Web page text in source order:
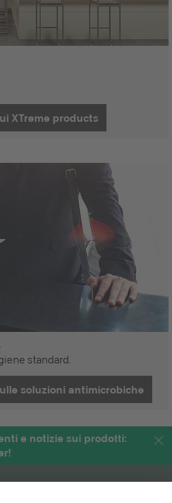
XTreme products
standard.
soluzioni antimicrobiche
e notizie sui prodotti: